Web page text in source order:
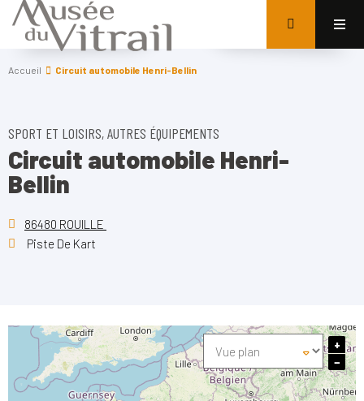
Accueil Circuit automobile Henri-Bellin
SPORT ET LOISIRS, AUTRES ÉQUIPEMENTS
Circuit automobile Henri-
Bellin
86480 ROUILLE
Piste De Kart
+
−